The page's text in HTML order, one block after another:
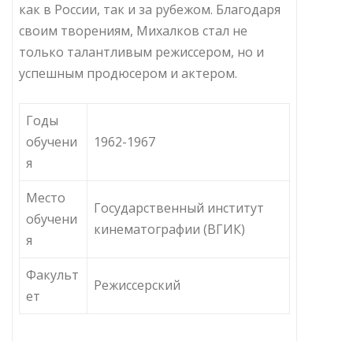
как в России, так и за рубежом. Благодаря
своим творениям, Михалков стал не
только талантливым режиссером, но и
успешным продюсером и актером.
Годы
обучени
я
1962-1967
Место
обучени
я
Государственный институт
кинематографии (ВГИК)
Факульт
ет
Режиссерский